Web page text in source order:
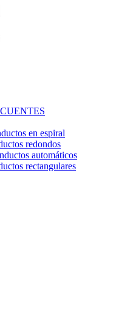
en espiral
redondos
automáticos
rectangulares